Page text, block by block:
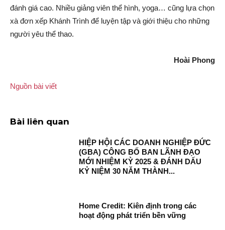
đánh giá cao. Nhiều giảng viên thể hình, yoga… cũng lựa chọn
xà đơn xếp Khánh Trình để luyện tập và giới thiệu cho những
người yêu thể thao.
Hoài Phong
Nguồn bài viết
Bài liên quan
HIỆP HỘI CÁC DOANH NGHIỆP ĐỨC
(GBA) CÔNG BỐ BAN LÃNH ĐẠO
MỚI NHIỆM KỲ 2025 & ĐÁNH DẤU
KỶ NIỆM 30 NĂM THÀNH...
Home Credit: Kiên định trong các
hoạt động phát triển bền vững